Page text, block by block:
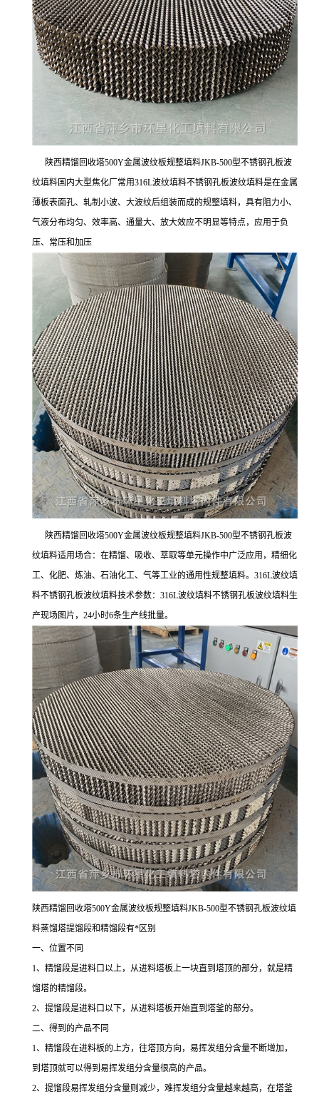
陕西精馏回收塔500Y金属波纹板规整填料JKB-500型不锈钢孔板波
纹填料国内大型焦化厂常用316L波纹填料不锈钢孔板波纹填料是在金属
薄板表面孔、轧制小波、大波纹后组装而成的规整填料，具有阻力小、
气液分布均匀、效率高、通量大、放大效应不明显等特点，应用于负
压、常压和加压
陕西精馏回收塔500Y金属波纹板规整填料JKB-500型不锈钢孔板波
纹填料适用场合：在精馏、吸收、萃取等单元操作中广泛应用，精细化
工、化肥、炼油、石油化工、气等工业的通用性规整填料。316L波纹填
料不锈钢孔板波纹填料技术参数：316L波纹填料不锈钢孔板波纹填料生
产现场图片，24小时6条生产线批量。
陕西精馏回收塔500Y金属波纹板规整填料JKB-500型不锈钢孔板波纹填
料蒸馏塔提馏段和精馏段有*区别
一、位置不同
1、精馏段是进料口以上，从进料塔板上一块直到塔顶的部分，就是精
馏塔的精馏段。
2、提馏段是进料口以下，从进料塔板开始直到塔釜的部分。
二、得到的产品不同
1、精馏段在进料板的上方，往塔顶方向，易挥发组分含量不断增加，
到塔顶就可以得到易挥发组分含量很高的产品。
2、提馏段易挥发组分含量则减少，难挥发组分含量越来越高，在塔釜